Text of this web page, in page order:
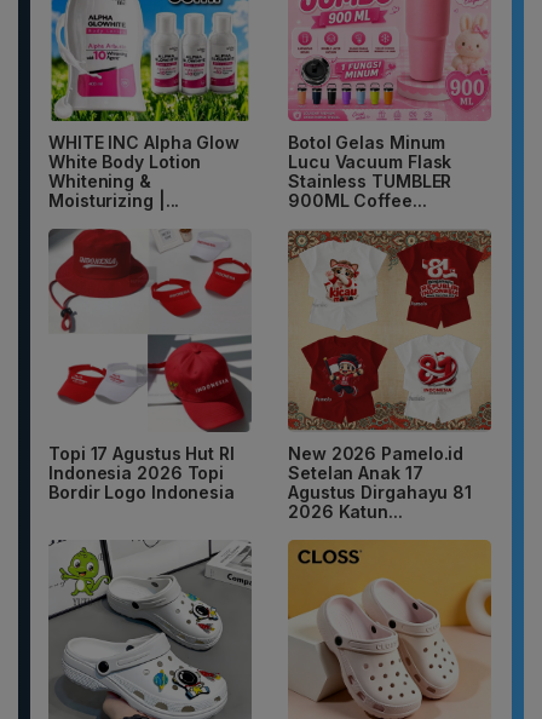
WHITE INC Alpha Glow
White Body Lotion
Whitening &
Moisturizing |...
Botol Gelas Minum
Lucu Vacuum Flask
Stainless TUMBLER
900ML Coffee...
Topi 17 Agustus Hut RI
Indonesia 2026 Topi
Bordir Logo Indonesia
New 2026 Pamelo.id
Setelan Anak 17
Agustus Dirgahayu 81
2026 Katun...